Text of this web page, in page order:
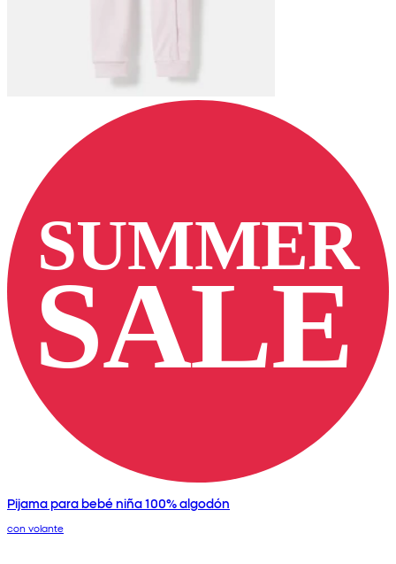
Pijama para bebé niña 100% algodón
con volante